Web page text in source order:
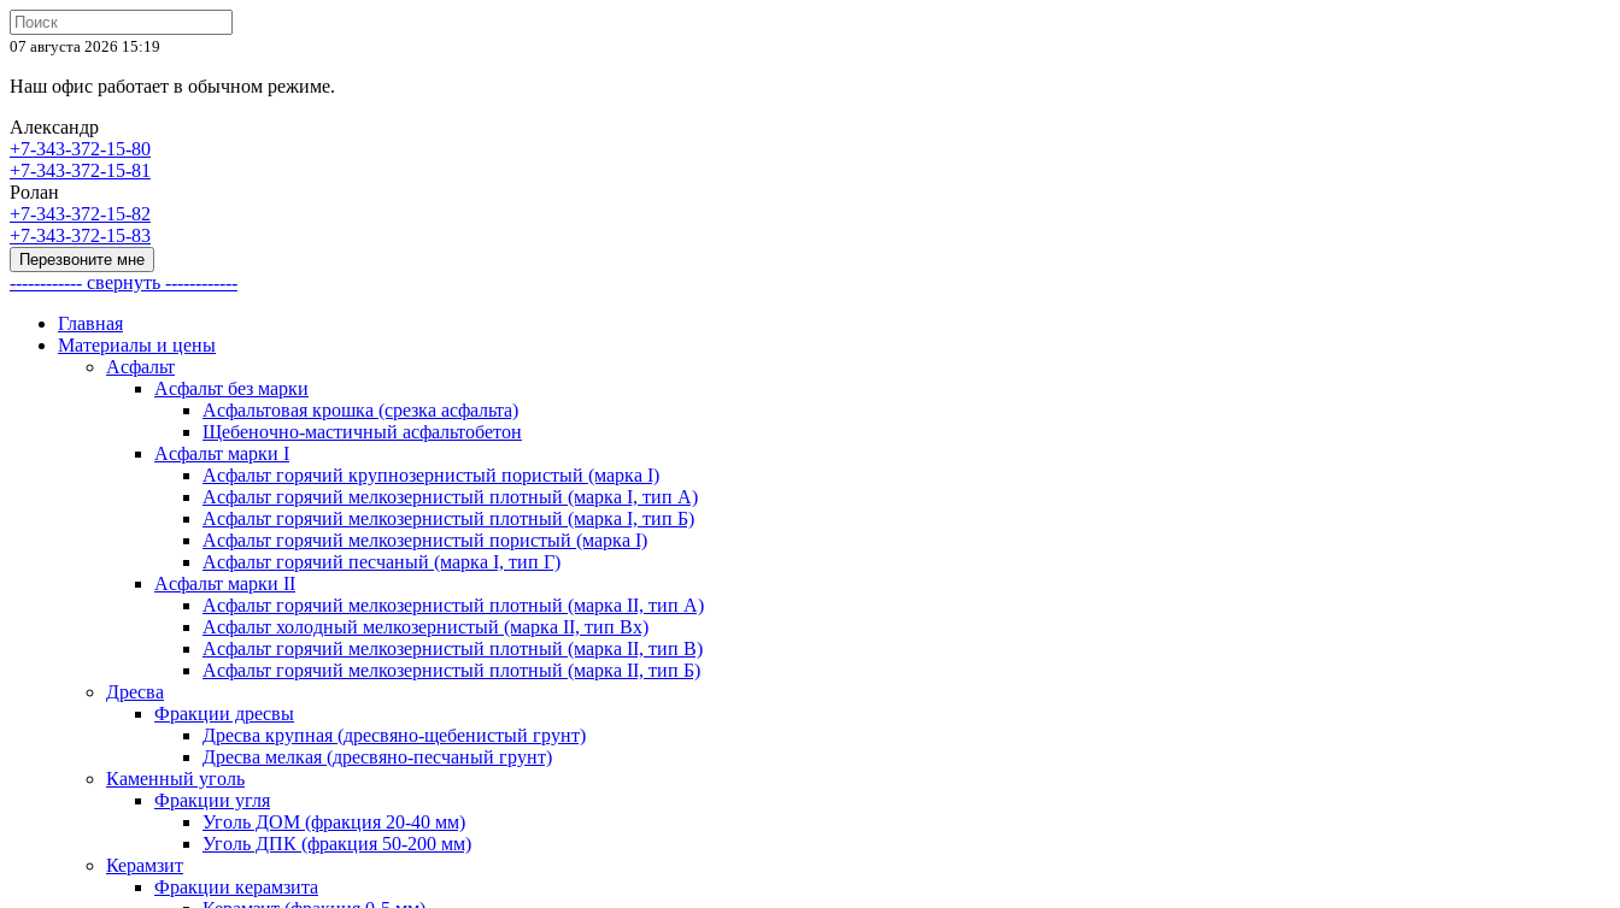
07 августа 2026 15:19
Наш офис работает в обычном режиме.
Александр
+7-343-372-15-80
+7-343-372-15-81
Ролан
+7-343-372-15-82
+7-343-372-15-83
Перезвоните мне
------------ свернуть ------------
Главная
Материалы и цены
Асфальт
Асфальт без марки
Асфальтовая крошка (срезка асфальта)
Щебеночно-мастичный асфальтобетон
Асфальт марки I
Асфальт горячий крупнозернистый пористый (марка I)
Асфальт горячий мелкозернистый плотный (марка I, тип А)
Асфальт горячий мелкозернистый плотный (марка I, тип Б)
Асфальт горячий мелкозернистый пористый (марка I)
Асфальт горячий песчаный (марка I, тип Г)
Асфальт марки II
Асфальт горячий мелкозернистый плотный (марка II, тип А)
Асфальт холодный мелкозернистый (марка II, тип Вх)
Асфальт горячий мелкозернистый плотный (марка II, тип В)
Асфальт горячий мелкозернистый плотный (марка II, тип Б)
Дресва
Фракции дресвы
Дресва крупная (дресвяно-щебенистый грунт)
Дресва мелкая (дресвяно-песчаный грунт)
Каменный уголь
Фракции угля
Уголь ДОМ (фракция 20-40 мм)
Уголь ДПК (фракция 50-200 мм)
Керамзит
Фракции керамзита